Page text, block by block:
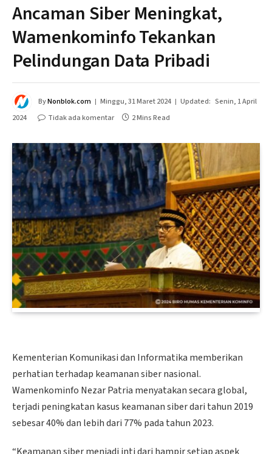
Ancaman Siber Meningkat,
Wamenkominfo Tekankan
Pelindungan Data Pribadi
ByNonblok.com Minggu, 31 Maret 2024 Updated: Senin, 1 April
2024
Tidak ada komentar 2 Mins Read
Kementerian Komunikasi dan Informatika memberikan
perhatian terhadap keamanan siber nasional.
Wamenkominfo Nezar Patria menyatakan secara global,
terjadi peningkatan kasus keamanan siber dari tahun 2019
sebesar 40% dan lebih dari 77% pada tahun 2023.